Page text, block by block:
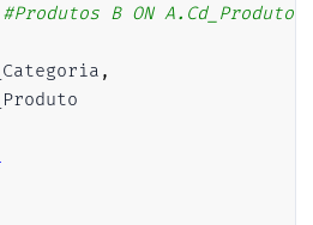
#Produtos B ON A.Cd_Produto
,